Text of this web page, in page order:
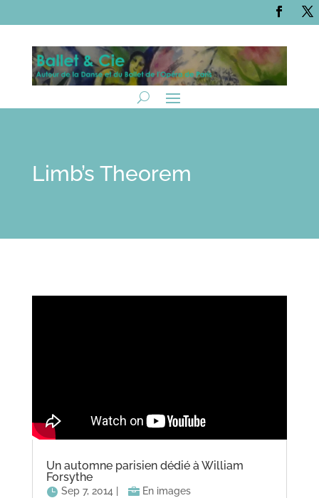
Limb’s Theorem
Un automne parisien dédié à William
Forsythe
Sep 7, 2014 En images